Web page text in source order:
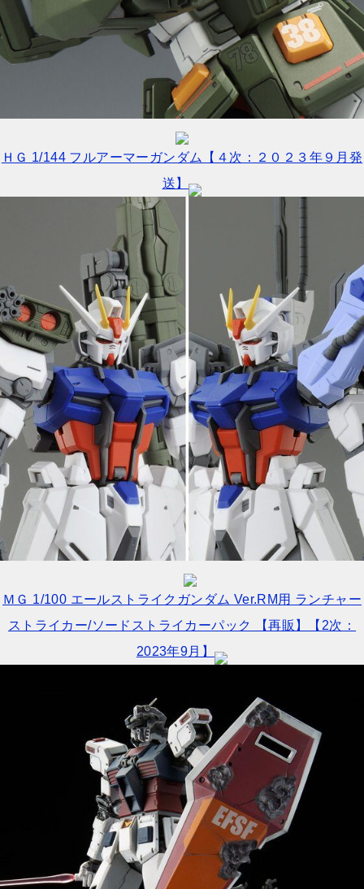
ＨＧ 1/144 フルアーマーガンダム【４次：２０２３年９月発
送】
ＭＧ 1/100 エールストライクガンダム Ver.RM用 ランチャー
ストライカー/ソードストライカーパック 【再販】【2次：
2023年9月】